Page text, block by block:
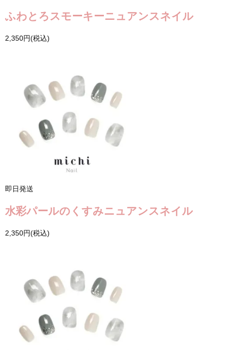
ふわとろスモーキーニュアンスネイル
2,350円(税込)
即日発送
水彩パールのくすみニュアンスネイル
2,350円(税込)